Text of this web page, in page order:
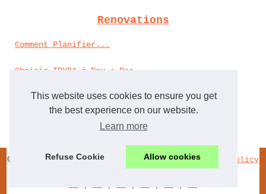
This website uses cookies to ensure you get
the best experience on our website.
Learn more
Refuse Cookie Allow cookies
Renovations
Comment Planifier...
Choisir TRYBA à Pau : Des...
Les matériaux écologiques...
Accessoires d'aromathérapie...
© 2026 Actimm-immo.com Schéma site web Cookies Policy